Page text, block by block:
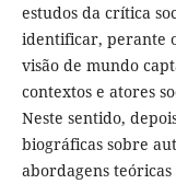
estudos da crítica
identificar, perante
visão de mundo
contextos e atores
Neste sentido,
biográficas sobre
abordagens